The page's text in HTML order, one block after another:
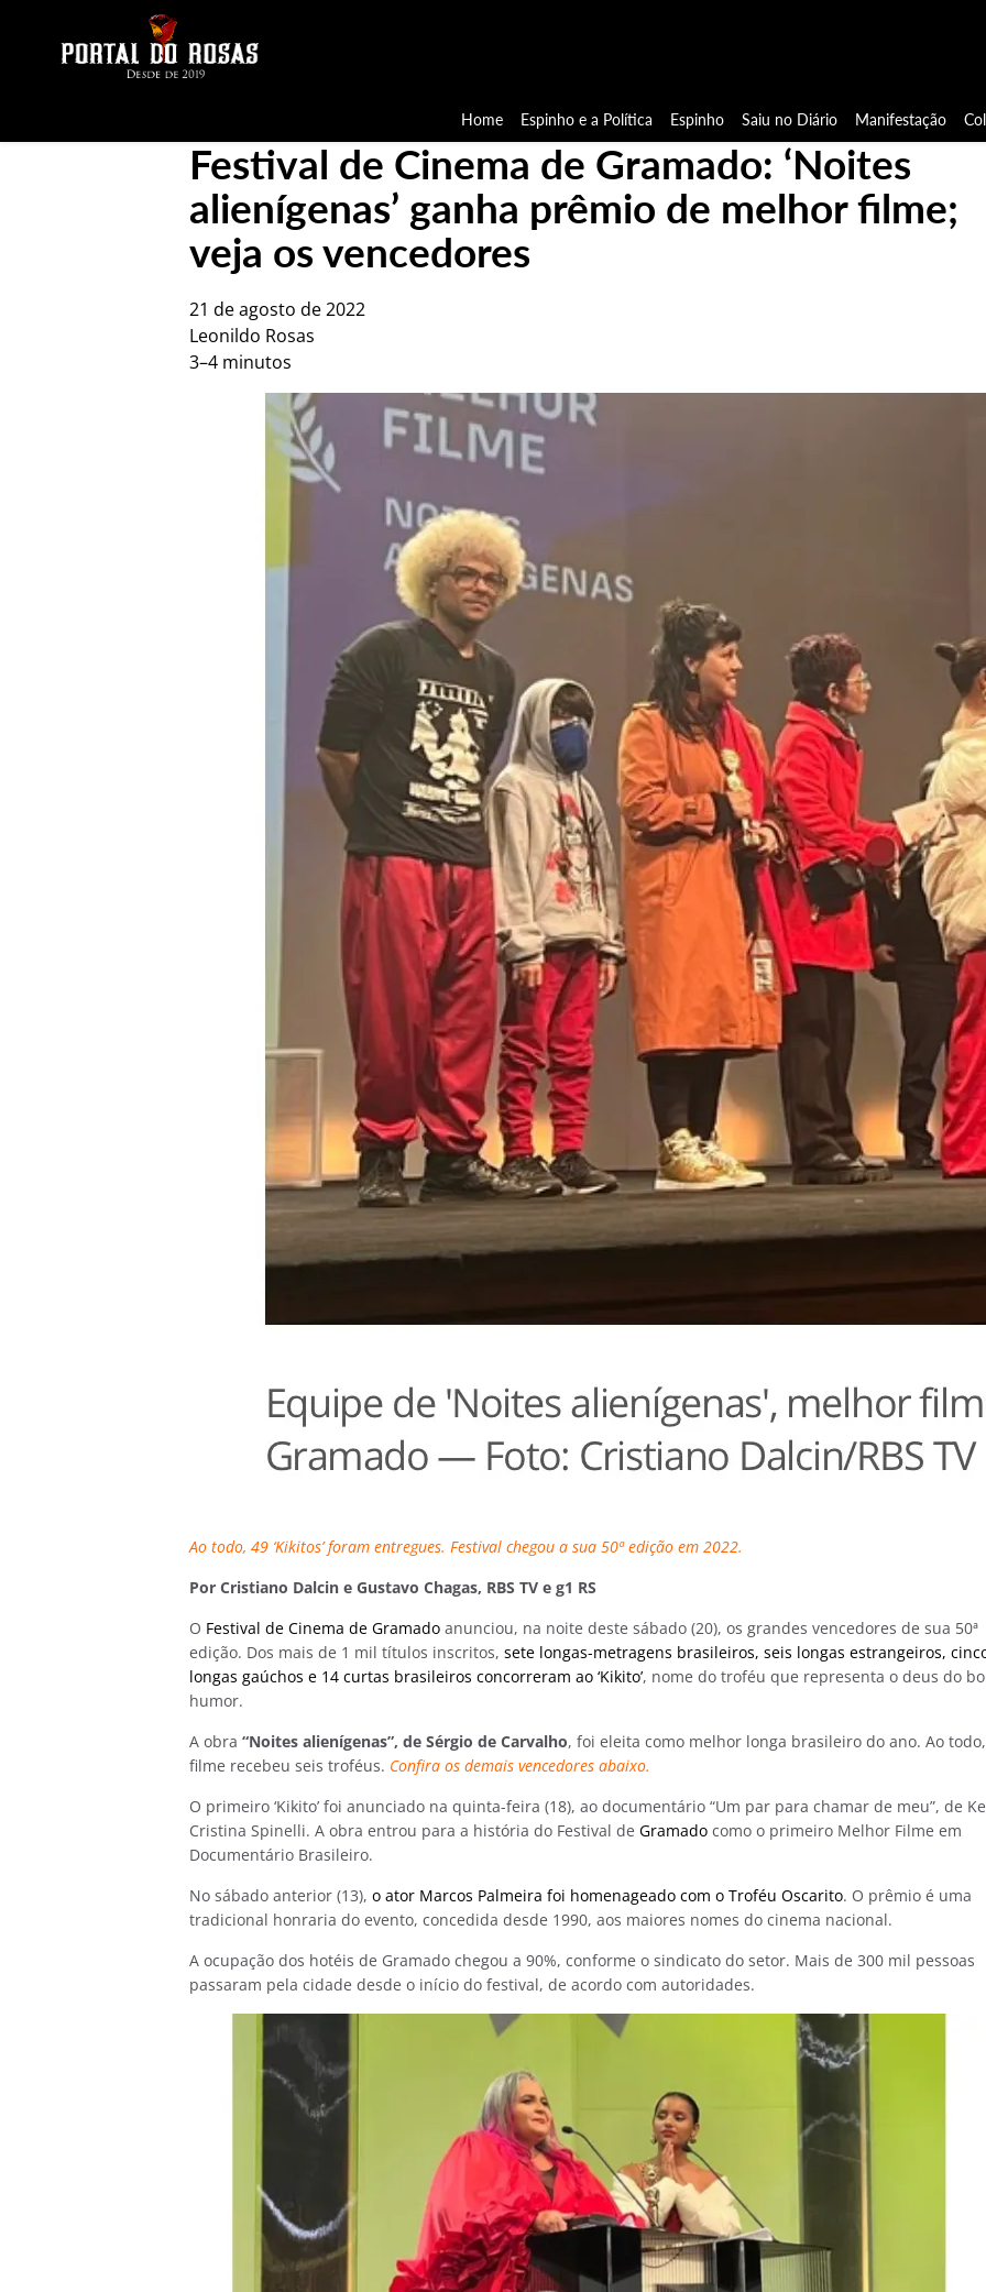
Home Espinho e a Política Espinho Saiu no Diário Manifestação
Festival de Cinema de Gramado: ‘Noites
alienígenas’ ganha prêmio de melhor filme;
veja os vencedores
21 de agosto de 2022
Leonildo Rosas
3–4 minutos
Ao todo, 49 ‘Kikitos’ foram entregues. Festival chegou a sua 50ª edição em 2022.
Por Cristiano Dalcin e Gustavo Chagas, RBS TV e g1 RS
O Festival de Cinema de Gramado anunciou, na noite deste sábado (20), os grandes vencedores de sua 50ª
edição. Dos mais de 1 mil títulos inscritos, sete longas-metragens brasileiros, seis longas estrangeiros,
longas gaúchos e 14 curtas brasileiros concorreram ao ‘Kikito’, nome do troféu que representa o deus do
humor.
A obra “Noites alienígenas”, de Sérgio de Carvalho, foi eleita como melhor longa brasileiro do ano. Ao
filme recebeu seis troféus. Confira os demais vencedores abaixo.
O primeiro ‘Kikito’ foi anunciado na quinta-feira (18), ao documentário “Um par para chamar de meu”, de
Cristina Spinelli. A obra entrou para a história do Festival de Gramado como o primeiro Melhor Filme em
Documentário Brasileiro.
No sábado anterior (13), o ator Marcos Palmeira foi homenageado com o Troféu Oscarito. O prêmio é uma
tradicional honraria do evento, concedida desde 1990, aos maiores nomes do cinema nacional.
A ocupação dos hotéis de Gramado chegou a 90%, conforme o sindicato do setor. Mais de 300 mil pessoas
passaram pela cidade desde o início do festival, de acordo com autoridades.
Ter
11 De Ago
30°22° 34°24°